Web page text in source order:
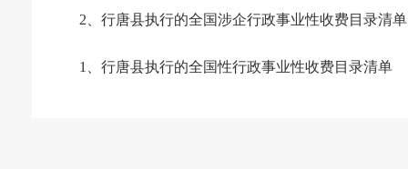
2、行唐县执行的全国涉企行政事业性收费目录清单
1、行唐县执行的全国性行政事业性收费目录清单